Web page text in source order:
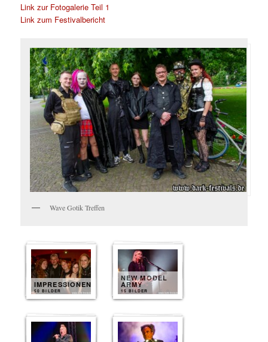
Link zur Fotogalerie Teil 1
Link zum Festivalbericht
Wave Gotik Treffen
IMPRESSIONEN
50 BILDER
NEW MODEL
ARMY
15 BILDER